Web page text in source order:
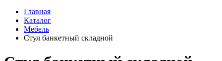
Главная
Каталог
Мебель
Стул банкетный складной